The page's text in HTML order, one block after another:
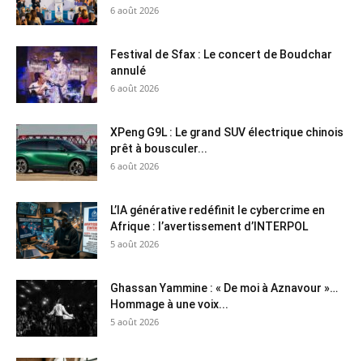
6 août 2026
Festival de Sfax : Le concert de Boudchar
annulé
6 août 2026
XPeng G9L : Le grand SUV électrique chinois
prêt à bousculer...
6 août 2026
L’IA générative redéfinit le cybercrime en
Afrique : l’avertissement d’INTERPOL
5 août 2026
Ghassan Yammine : « De moi à Aznavour »…
Hommage à une voix...
5 août 2026